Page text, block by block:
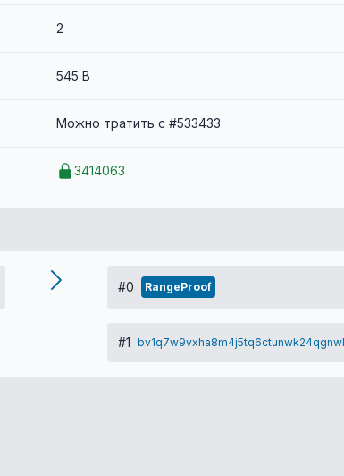
2
545 B
Можно тратить с #533433
3414063
#0 RangeProof
#1